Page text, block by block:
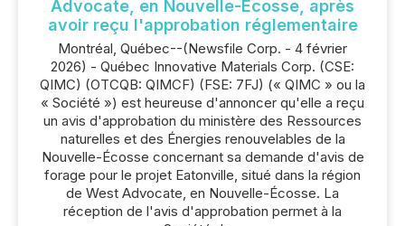
Advocate, en Nouvelle-Écosse, après
avoir reçu l'approbation réglementaire
Montréal, Québec--(Newsfile Corp. - 4 février
2026) - Québec Innovative Materials Corp. (CSE:
QIMC) (OTCQB: QIMCF) (FSE: 7FJ) (« QIMC » ou la
« Société ») est heureuse d'annoncer qu'elle a reçu
un avis d'approbation du ministère des Ressources
naturelles et des Énergies renouvelables de la
Nouvelle-Écosse concernant sa demande d'avis de
forage pour le projet Eatonville, situé dans la région
de West Advocate, en Nouvelle-Écosse. La
réception de l'avis d'approbation permet à la